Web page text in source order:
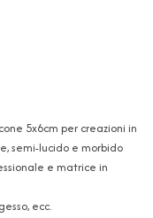
5x6cm per creazioni in
semi-lucido e morbido
e matrice in
ecc.